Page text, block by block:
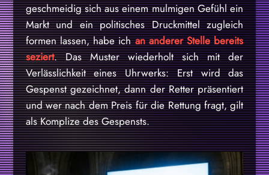
geschmeidig sich aus einem mulmigen Gefühl ein
Markt und ein politisches Druckmittel zugleich
formen lassen, habe ichan anderer Stelle bereits
seziert. Das Muster wiederholt sich mit der
Verlässlichkeit eines Uhrwerks: Erst wird das
Gespenst gezeichnet, dann der Retter präsentiert
und wer nach dem Preis für die Rettung fragt, gilt
als Komplize des Gespensts.